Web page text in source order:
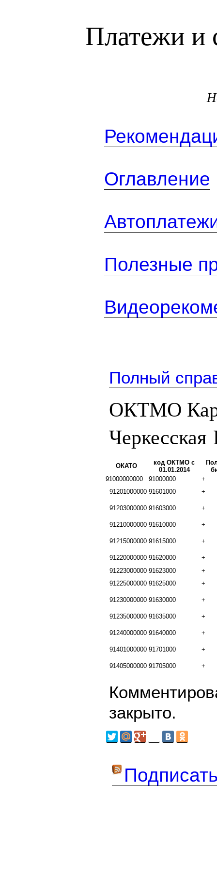
Платежи и
Оглавление
Полезные
Полный
ОКТМО
Черкесская
ОКАТО
код ОКТМО с
01.01.2014
91000000000
91000000
+
91201000000 91601000 +
91203000000 91603000 +
91210000000 91610000 +
91215000000 91615000 +
91220000000 91620000
+
91223000000 91623000
+
91225000000 91625000 +
91230000000 91630000 +
91235000000 91635000 +
91240000000 91640000 +
91401000000 91701000 +
91405000000 91705000 +
закрыто.